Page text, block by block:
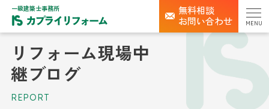
一級建築士事務所
無料相談
お問い合わせ
MENU
リフォーム現場中
継ブログ
REPORT